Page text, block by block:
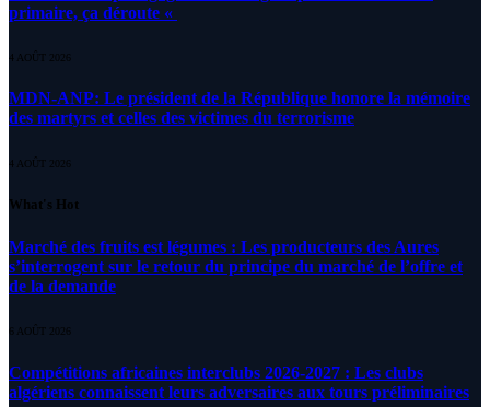
primaire, ça déroute «
4 AOÛT 2026
MDN-ANP: Le président de la République honore la mémoire
des martyrs et celles des victimes du terrorisme
4 AOÛT 2026
What's Hot
Marché des fruits est légumes : Les producteurs des Aures
s’interrogent sur le retour du principe du marché de l’offre et
de la demande
6 AOÛT 2026
Compétitions africaines interclubs 2026-2027 : Les clubs
algériens connaissent leurs adversaires aux tours préliminaires